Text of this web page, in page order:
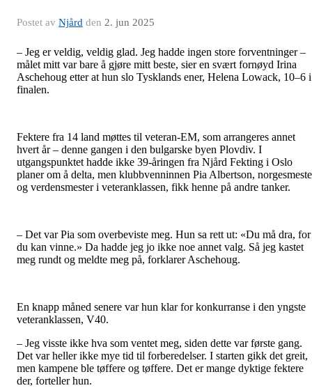
Postet av Njård den 2. jun 2025
– Jeg er veldig, veldig glad. Jeg hadde ingen store forventninger –
målet mitt var bare å gjøre mitt beste, sier en svært fornøyd Irina
Aschehoug etter at hun slo Tysklands ener, Helena Lowack, 10–6 i
finalen.
Fektere fra 14 land møttes til veteran-EM, som arrangeres annet
hvert år – denne gangen i den bulgarske byen Plovdiv. I
utgangspunktet hadde ikke 39-åringen fra Njård Fekting i Oslo
planer om å delta, men klubbvenninnen Pia Albertson,
og verdensmester i veteranklassen, fikk henne på andre tanker.
– Det var Pia som overbeviste meg. Hun sa rett ut: «Du må dra, for
du kan vinne.» Da hadde jeg jo ikke noe annet valg. Så jeg kastet
meg rundt og meldte meg på, forklarer Aschehoug.
En knapp måned senere var hun klar for konkurranse i den yngste
veteranklassen, V40.
– Jeg visste ikke hva som ventet meg, siden dette var første gang.
Det var heller ikke mye tid til forberedelser. I starten gikk det greit,
men kampene ble tøffere og tøffere. Det er mange dyktige fektere
der, forteller hun.